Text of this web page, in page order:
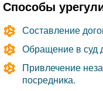
Способы
Составление
Обращение в суд
Привлечение
посредника.